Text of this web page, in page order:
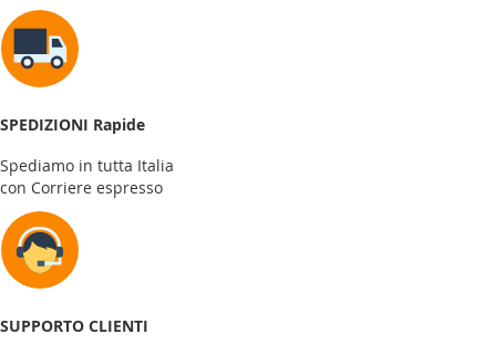
SPEDIZIONI Rapide
Spediamo in tutta Italia
con Corriere espresso
SUPPORTO CLIENTI